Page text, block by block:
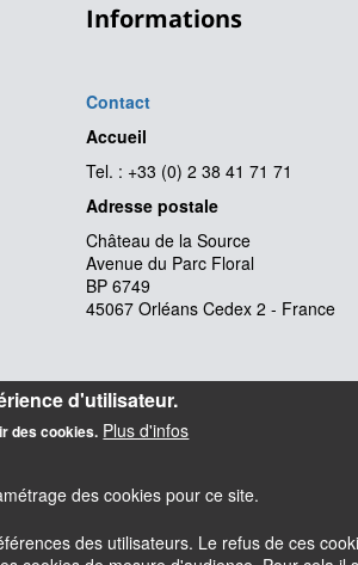
Informations
Contact
Accueil
Tel. : +33 (0) 2 38 41 71 71
Adresse postale
Château de la Source
Avenue du Parc Floral
BP 6749
45067 Orléans Cedex 2 - France
d'utilisateur.
des cookies. Plus d'infos
des cookies pour ce site.
des utilisateurs. Le refus de ces